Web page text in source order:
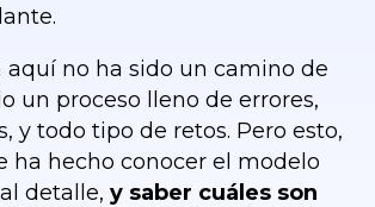
aquí no ha sido un camino de
un proceso lleno de errores,
y todo tipo de retos. Pero esto,
ha hecho conocer el modelo
detalle, y saber cuáles son